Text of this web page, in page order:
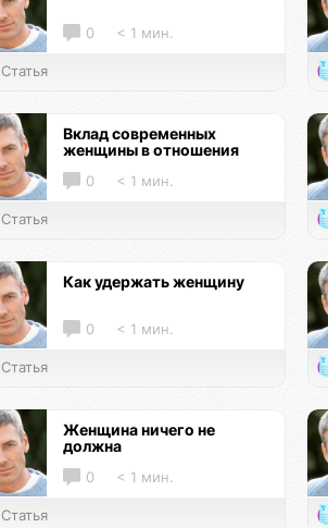
0 < 1 мин.
Статья
Вклад современных
женщины в отношения
0 < 1 мин.
Статья
Как удержать женщину
0 < 1 мин.
Статья
Женщина ничего не
должна
0 < 1 мин.
Статья